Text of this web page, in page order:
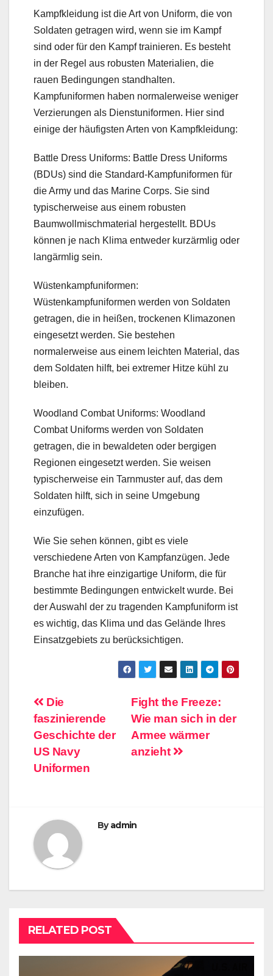
Kampfkleidung ist die Art von Uniform, die von
Soldaten getragen wird, wenn sie im Kampf
sind oder für den Kampf trainieren. Es besteht
in der Regel aus robusten Materialien, die
rauen Bedingungen standhalten.
Kampfuniformen haben normalerweise weniger
Verzierungen als Dienstuniformen. Hier sind
einige der häufigsten Arten von Kampfkleidung:
Battle Dress Uniforms: Battle Dress Uniforms
(BDUs) sind die Standard-Kampfuniformen für
die Army und das Marine Corps. Sie sind
typischerweise aus einem robusten
Baumwollmischmaterial hergestellt. BDUs
können je nach Klima entweder kurzärmlig oder
langärmlig sein.
Wüstenkampfuniformen:
Wüstenkampfuniformen werden von Soldaten
getragen, die in heißen, trockenen Klimazonen
eingesetzt werden. Sie bestehen
normalerweise aus einem leichten Material, das
dem Soldaten hilft, bei extremer Hitze kühl zu
bleiben.
Woodland Combat Uniforms: Woodland
Combat Uniforms werden von Soldaten
getragen, die in bewaldeten oder bergigen
Regionen eingesetzt werden. Sie weisen
typischerweise ein Tarnmuster auf, das dem
Soldaten hilft, sich in seine Umgebung
einzufügen.
Wie Sie sehen können, gibt es viele
verschiedene Arten von Kampfanzügen. Jede
Branche hat ihre einzigartige Uniform, die für
bestimmte Bedingungen entwickelt wurde. Bei
der Auswahl der zu tragenden Kampfuniform ist
es wichtig, das Klima und das Gelände Ihres
Einsatzgebiets zu berücksichtigen.
Post
navigation
Fight the Freeze:
Wie man sich in der
Armee wärmer
anzieht
Die
faszinierende
Geschichte der
US Navy
Uniformen
Byadmin
RELATED POST